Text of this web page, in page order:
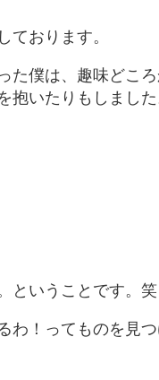
おります。
た僕は、趣味どこ
いたりもしました
ということです。笑
わ！ってものを見